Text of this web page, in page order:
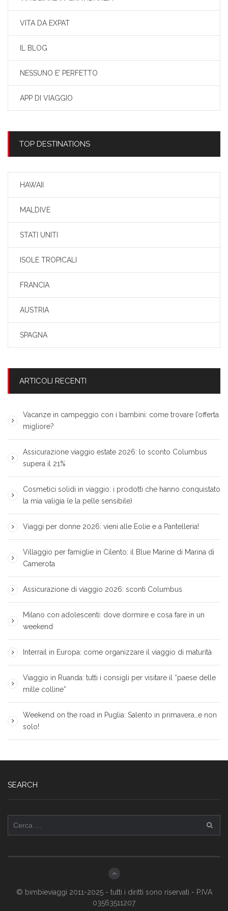
VITA DA EXPAT
IL BLOG
NESSUNO E’ PERFETTO
APP DI VIAGGIO
TOP DESTINATIONS
HAWAII
MALDIVE
STATI UNITI
ISOLE TROPICALI
FRANCIA
AUSTRIA
SPAGNA
ARTICOLI RECENTI
Vacanze in campeggio con i bambini: come trovare l’offerta
migliore?
Assicurazione viaggio estate 2026: lo sconto Columbus
supera il 21%
Cosmetici solidi in viaggio: i prodotti che hanno conquistato
la mia valigia (e la pelle sensibile)
Viaggi per donne 2026: vieni alle Eolie e a Pantelleria!
Villaggio per famiglie in Cilento: il Blue Marine di Marina di
Camerota
Assicurazione di viaggio 2026: sconti Columbus
Milano con adolescenti: dove dormire e cosa fare in un
weekend
Interrail in Europa: come organizzare il viaggio di maturità
Viaggio in Ruanda: tutti i consigli per visitare il “paese delle
mille colline”
Weekend on the road in Puglia: Salento in primavera…e non
solo!
SEARCH
per:
© bimbieviaggi 2011-2025 - tutti i diritti sono riservati - P.IVA
03563511207